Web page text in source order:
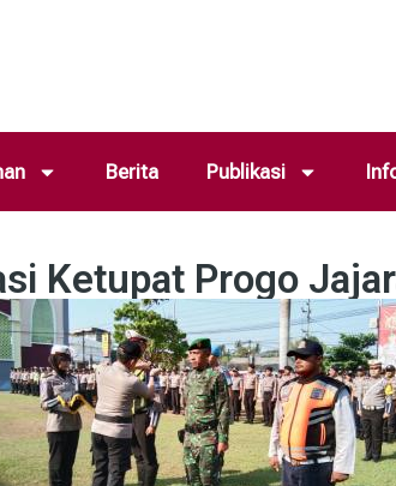
Berita Publikasi
Ketupat Progo